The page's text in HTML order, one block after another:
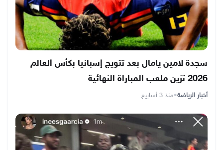
سجدة لامين يامال بعد تتويج إسبانيا بكأس العالم
2026 تزين ملعب المباراة النهائية
أخبار الرياضة•منذ 3 أسابيع